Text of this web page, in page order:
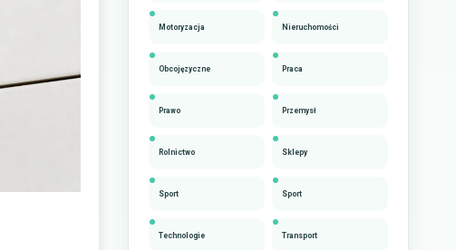
Motoryzacja Nieruchomości
Obcojęzyczne Praca
Prawo Przemysł
Rolnictwo Sklepy
Sport Sport
Technologie Transport